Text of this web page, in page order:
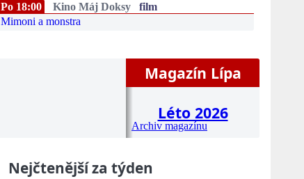
Po 18:00 Kino Máj Doksy
film
Mimoni a monstra
Magazín Lípa
Léto 2026
Archiv magazínu
Nejčtenější za týden